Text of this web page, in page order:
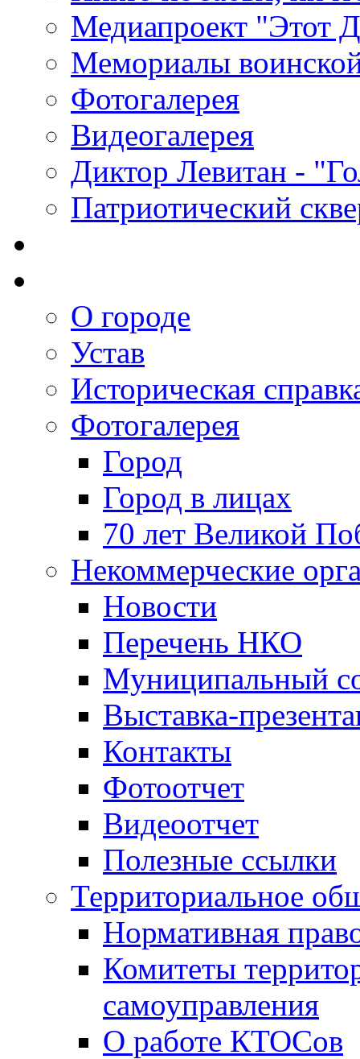
Медиапроект "Этот
Мемориалы
Фотогалерея
Видеогалерея
Диктор Левитан -
Патриотический
О городе
Устав
Историческая
Фотогалерея
Город
Город в лицах
70 лет Великой
Некоммерческие
Новости
Перечень НКО
Муниципальный
Выставка-
Контакты
Фотоотчет
Видеоотчет
Полезные ссылки
Территориальное
Нормативная
Комитеты
самоуправления
О работе КТОСов